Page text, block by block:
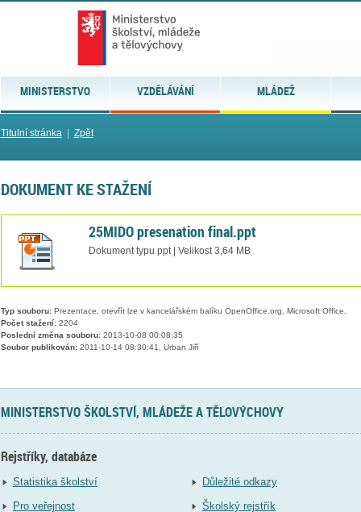
MINISTERSTVO VZDĚLÁVÁNÍ MLÁDEŽ
Titulní stránka| Zpět
DOKUMENT KE STAŽENÍ
25MIDO presenation final.ppt
Dokument typu ppt | Velikost 3,64 MB
Typ souboru:Prezentace, otevřít lze v kancelářském balíku OpenOffice.org, Microsoft Office.
Počet stažení:2204
Poslední změna souboru:2013-10-08 00:08:35
Soubor publikován:2011-10-14 08:30:41, Urban Jiří
MINISTERSTVO ŠKOLSTVÍ, MLÁDEŽE A TĚLOVÝCHOVY
Rejstříky, databáze
Statistika školství
Pro veřejnost
Důležité odkazy
Školský rejstřík